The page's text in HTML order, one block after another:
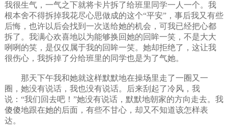
我很生气，一气之下就将卡片拆了给班里同学一人一个。我
根本舍不得拆掉我花尽心思做成的这个“平安”，事后我又有些
后悔，也许以后会找到一次送给她的机会，可我已经把心都
拆了。我满心欢喜地以为能够换回她的回眸一笑，不是大大
咧咧的笑，是仅仅属于我的回眸一笑。她却拒绝了，这让我
很伤心，我拆掉了分给班里的同学也是为了气她。
那天下午我和她就这样默默地在操场里走了一圈又一
圈，她没有说话，我也没有说话。后来刮起了冷风，我
说：“我们回去吧！”她没有说话，默默地朝家的方向走去。我
傻傻地跟在她的后面，有些不甘心，却又不知道该怎样表
达。